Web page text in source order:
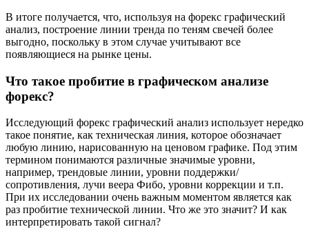
В итоге получается, что, используя на форекс графический
анализ, построение линии тренда по теням свечей более
выгодно, поскольку в этом случае учитывают все
появляющиеся на рынке цены.
Что такое пробитие в графическом анализе
форекс?
Исследующий форекс графический анализ использует нередко
такое понятие, как техническая линия, которое обозначает
любую линию, нарисованную на ценовом графике. Под этим
термином понимаются различные значимые уровни,
например, трендовые линии, уровни поддержки/
сопротивления, лучи веера Фибо, уровни коррекции и т.п.
При их исследовании очень важным моментом является как
раз пробитие технической линии. Что же это значит? И как
интерпретировать такой сигнал?